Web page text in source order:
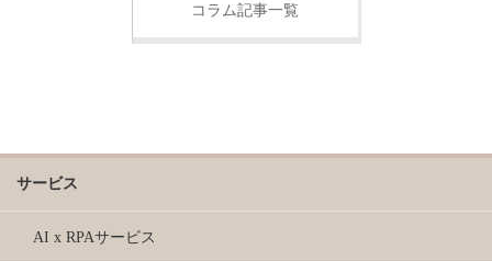
コラム記事一覧
サービス
AI x RPAサービス